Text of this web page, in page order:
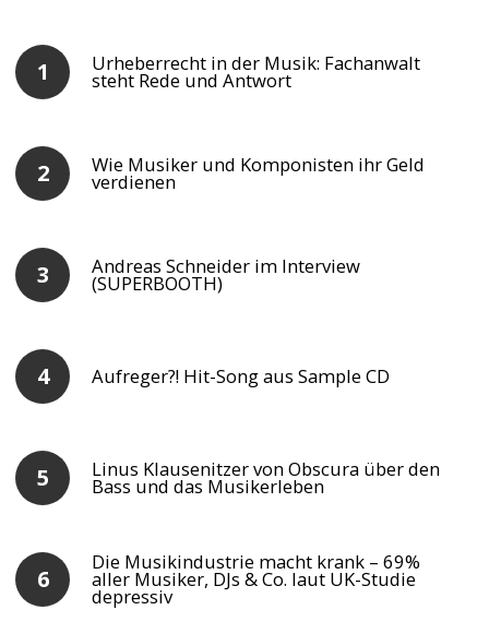
Urheberrecht in der Musik: Fachanwalt
steht Rede und Antwort
Wie Musiker und Komponisten ihr Geld
verdienen
Andreas Schneider im Interview
(SUPERBOOTH)
Aufreger?! Hit-Song aus Sample CD
Linus Klausenitzer von Obscura über den
Bass und das Musikerleben
Die Musikindustrie macht krank – 69%
aller Musiker, DJs & Co. laut UK-Studie
depressiv